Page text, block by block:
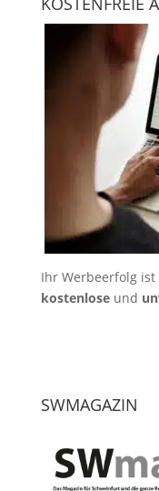
Ihr Werbeerfolg
kostenloseund
SWMAGAZIN